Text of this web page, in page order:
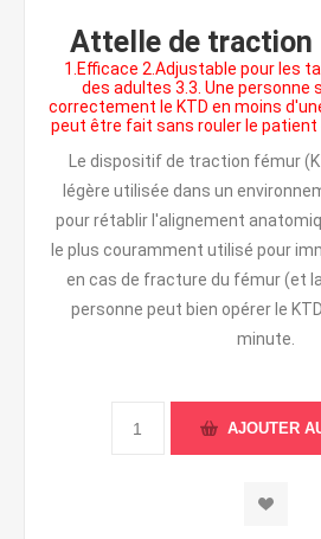
Attelle de traction
1.Efficace 2.Adjustable pour les
des adultes 3.3. Une personne
correctement le KTD en moins
peut être fait sans rouler le patient
Le dispositif de traction fémur
légère utilisée dans un
pour rétablir l'alignement
le plus couramment utilisé pour
en cas de fracture du fémur (et
personne peut bien opérer le
minute.